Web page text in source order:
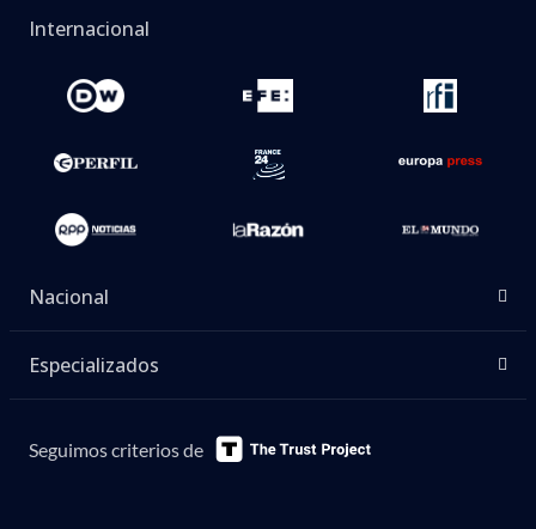
Internacional
Nacional
Especializados
Seguimos criterios de